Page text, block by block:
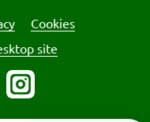
Cookies
site